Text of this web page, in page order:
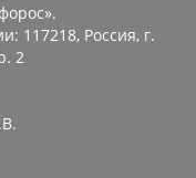
117218, Россия, г.
2